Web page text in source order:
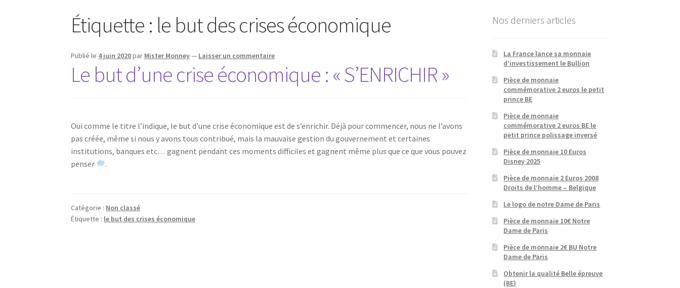
Étiquette : le but des crises économique
Publié le 4 juin 2020par Mister Monney— Laisser un commentaire
Le but d’une crise économique : « S’ENRICHIR »
Oui comme le titre l’indique, le but d’une crise économique est de s’enrichir. Déjà pour commencer, nous ne l’avons
pas créée, même si nous y avons tous contribué, mais la mauvaise gestion du gouvernement et certaines
institutions, banques etc… gagnent pendant ces moments difficiles et gagnent même plus que ce que vous pouvez
penser
.
Catégorie : Non classé
Étiquette : le but des crises économique
Nos derniers articles
La France lance sa monnaie
d’investissement le Bullion
Pièce de monnaie
commémorative 2 euros le petit
prince BE
Pièce de monnaie
commémorative 2 euros BE le
petit prince polissage inversé
Pièce de monnaie 10 Euros
Disney 2025
Pièce de monnaie 2 Euros 2008
Droits de l’homme – Belgique
Le logo de notre Dame de Paris
Pièce de monnaie 10€ Notre
Dame de Paris
Pièce de monnaie 2€ BU Notre
Dame de Paris
Obtenir la qualité Belle épreuve
(BE)